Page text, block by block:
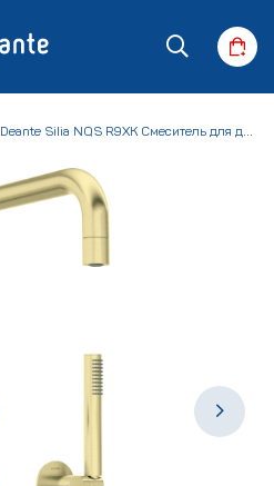
Deante Silia NQS R9XK Смеситель для душа